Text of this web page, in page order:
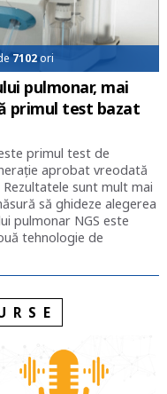
7102ori
pulmonar, mai
primul test bazat
primul test de
aprobat vreodată
sunt mult mai
să ghideze alegerea
pulmonar NGS este
tehnologie de